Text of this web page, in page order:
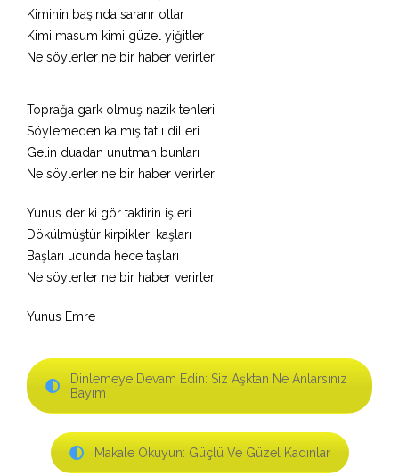
Kiminin başında sararır otlar
Kimi masum kimi güzel yiğitler
Ne söylerler ne bir haber verirler
Toprağa gark olmuş nazik tenleri
Söylemeden kalmış tatlı dilleri
Gelin duadan unutman bunları
Ne söylerler ne bir haber verirler
Yunus der ki gör taktirin işleri
Dökülmüştür kirpikleri kaşları
Başları ucunda hece taşları
Ne söylerler ne bir haber verirler
Yunus Emre
Dinlemeye Devam Edin: Siz Aşktan Ne Anlarsınız
Bayım
Makale Okuyun: Güçlü Ve Güzel Kadınlar